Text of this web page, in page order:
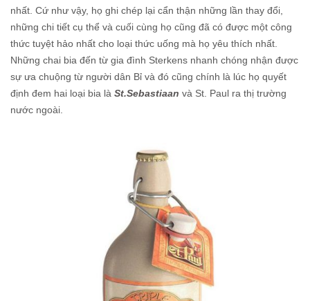
nhất. Cứ như vậy, họ ghi chép lại cẩn thận những lần thay đổi,
những chi tiết cụ thể và cuối cùng họ cũng đã có được một công
thức tuyệt hảo nhất cho loại thức uống mà họ yêu thích nhất.
Những chai bia đến từ gia đình Sterkens nhanh chóng nhận được
sự ưa chuộng từ người dân Bỉ và đó cũng chính là lúc họ quyết
định đem hai loại bia là St.Sebastiaan và St. Paul ra thị trường
nước ngoài.